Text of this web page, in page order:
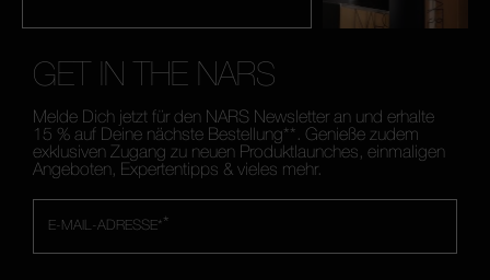
GET IN THE NARS
Melde Dich jetzt für den NARS Newsletter an und erhalte
15 % auf Deine nächste Bestellung**. Genieße zudem
exklusiven Zugang zu neuen Produktlaunches, einmaligen
Angeboten, Expertentipps & vieles mehr.
*
E-MAIL-ADRESSE*